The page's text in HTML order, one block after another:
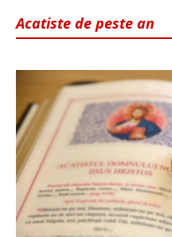
Acatiste de peste an